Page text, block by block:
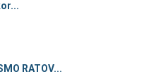
RATOV...